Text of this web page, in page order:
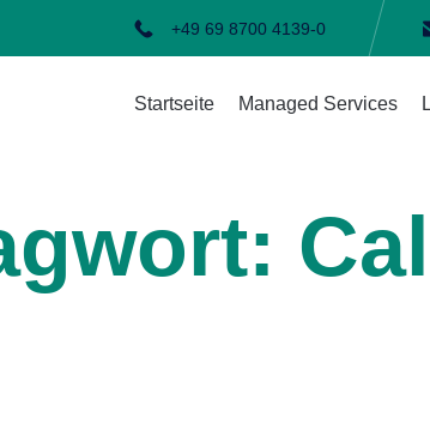
+49 69 8700 4139-0
Startseite Managed Services